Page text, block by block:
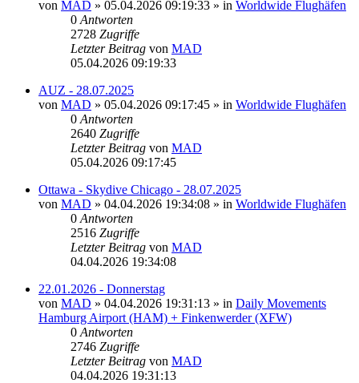
von MAD » 05.04.2026 09:19:33 » in Worldwide Flughäfen
0 Antworten
2728 Zugriffe
Letzter Beitrag von MAD
05.04.2026 09:19:33
AUZ - 28.07.2025
von MAD » 05.04.2026 09:17:45 » in Worldwide Flughäfen
0 Antworten
2640 Zugriffe
Letzter Beitrag von MAD
05.04.2026 09:17:45
Ottawa - Skydive Chicago - 28.07.2025
von MAD » 04.04.2026 19:34:08 » in Worldwide Flughäfen
0 Antworten
2516 Zugriffe
Letzter Beitrag von MAD
04.04.2026 19:34:08
22.01.2026 - Donnerstag
von MAD » 04.04.2026 19:31:13 » in Daily Movements
Hamburg Airport (HAM) + Finkenwerder (XFW)
0 Antworten
2746 Zugriffe
Letzter Beitrag von MAD
04.04.2026 19:31:13